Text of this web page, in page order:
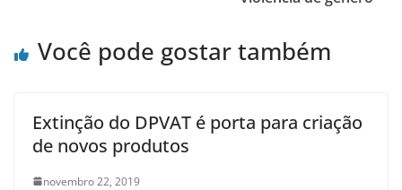
Você pode gostar também
Extinção do DPVAT é porta para criação
de novos produtos
novembro 22, 2019